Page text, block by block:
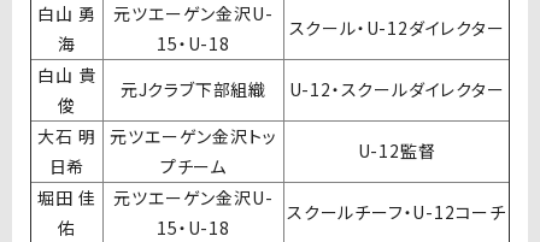
白山 勇
海
元ツエーゲン金沢U-
15・U-18
スクール・U-12ダイレクター
白山 貴
俊
元Jクラブ下部組織
U-12・スクールダイレクター
大石 明
日希
元ツエーゲン金沢トッ
プチーム
U-12監督
堀田 佳
佑
元ツエーゲン金沢U-
15・U-18
スクールチーフ・U-12コーチ